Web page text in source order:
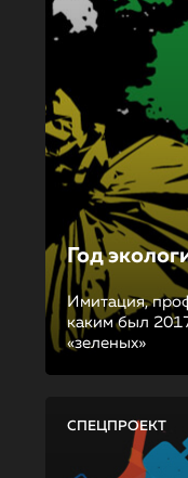
Год
Имитация,
каким был
«зеленых»
СПЕЦПРОЕКТ